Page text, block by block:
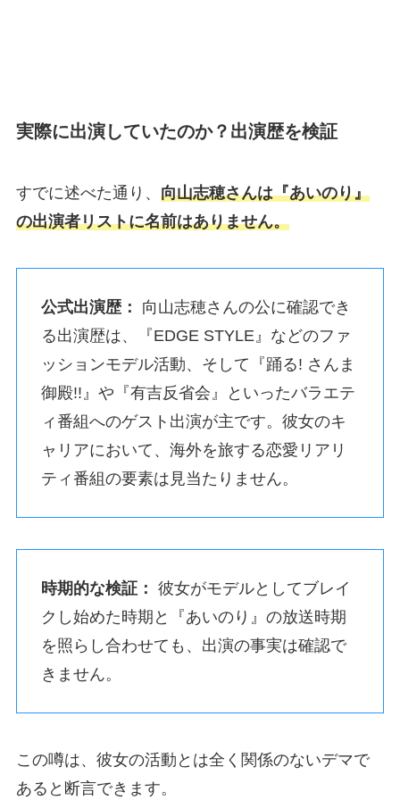
実際に出演していたのか？出演歴を検証
すでに述べた通り、 向山志穂さんは『あいのり』
の出演者リストに名前はありません。
公式出演歴：
向山志穂さんの公に確認でき
る出演歴は、『EDGE STYLE』などのファ
ッションモデル活動、そして『踊る! さんま
御殿!!』や『有吉反省会』といったバラエテ
ィ番組へのゲスト出演が主です。彼女のキ
ャリアにおいて、海外を旅する恋愛リアリ
ティ番組の要素は見当たりません。
時期的な検証： 彼女がモデルとしてブレイ
クし始めた時期と『あいのり』の放送時期
を照らし合わせても、出演の事実は確認で
きません。
この噂は、彼女の活動とは全く関係のないデマで
あると断言できます。